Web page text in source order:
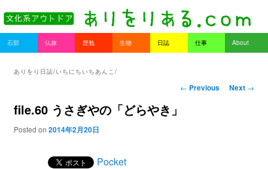
Main menu
Skip to primary content
Skip to secondary content
石部 仏旅 歴勉 生物 日誌 仕事 About
ありをり日誌/いちにちいちあんこ/
Post navigation
← Previous Next →
file.60 うさぎやの「どらやき」
Posted on 2014年2月20日
Pocket